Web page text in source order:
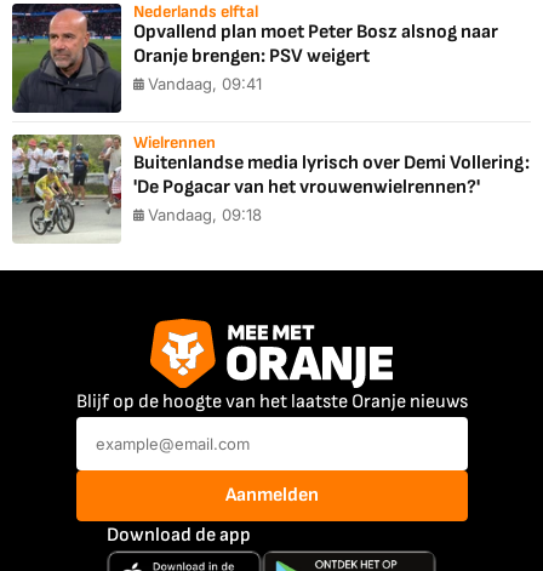
Nederlands elftal
Opvallend plan moet Peter Bosz alsnog naar
Oranje brengen: PSV weigert
Vandaag, 09:41
Wielrennen
Buitenlandse media lyrisch over Demi Vollering:
'De Pogacar van het vrouwenwielrennen?'
Vandaag, 09:18
Blijf op de hoogte van het laatste Oranje nieuws
Aanmelden
Download de app